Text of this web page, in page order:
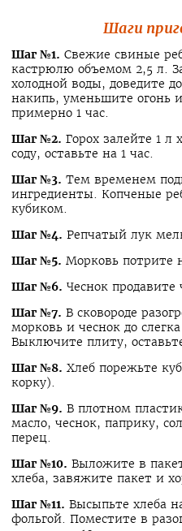
Шаги
Шаг №1. Свежие свиные
кастрюлю объемом 2,5 л.
холодной воды, доведите
накипь, уменьшите огонь
примерно 1 час.
Шаг №2. Горох залейте 1 л
соду, оставьте на 1 час.
Шаг №3. Тем временем
ингредиенты. Копченые
кубиком.
Шаг №4. Репчатый лук
Шаг №5. Морковь потрите
Шаг №6. Чеснок продавите
Шаг №7. В сковороде
морковь и чеснок до
Выключите плиту,
Шаг №8. Хлеб порежьте
корку).
Шаг №9. В плотном
масло, чеснок, паприку,
перец.
Шаг №10. Выложите в
хлеба, завяжите пакет и
Шаг №11. Высыпьте хлеба
фольгой. Поместите в